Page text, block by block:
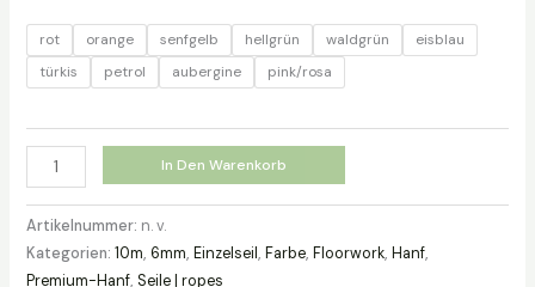
rot orange senfgelb hellgrün waldgrün
eisblau
türkis
petrol aubergine pink/rosa
HANF
-
10m
farbig
In Den Warenkorb
Artikelnummer: n. v.
Kategorien: 10m, 6mm, Einzelseil, Farbe, Floorwork, Hanf,
Premium-Hanf, Seile | ropes